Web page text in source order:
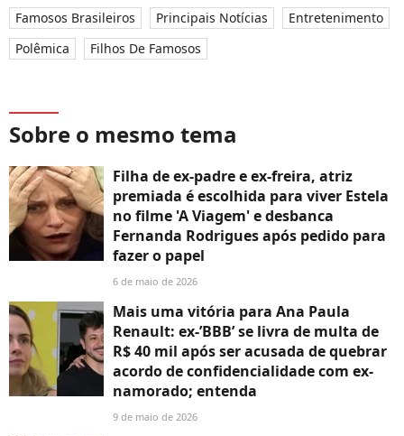
Famosos Brasileiros Principais Notícias
Entretenimento
Polêmica
Filhos De Famosos
Sobre o mesmo tema
Filha de ex-padre e ex-freira, atriz
premiada é escolhida para viver Estela
no filme 'A Viagem' e desbanca
Fernanda Rodrigues após pedido para
fazer o papel
6 de maio de 2026
Mais uma vitória para Ana Paula
Renault: ex-’BBB’ se livra de multa de
R$ 40 mil após ser acusada de quebrar
acordo de confidencialidade com ex-
namorado; entenda
9 de maio de 2026